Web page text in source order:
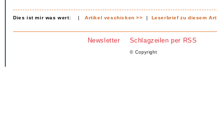
Dies ist mir was wert: |Artikel veschicken >> | Leserbrief zu diesem
Newsletter Schlagzeilen per RSS
© Copyright